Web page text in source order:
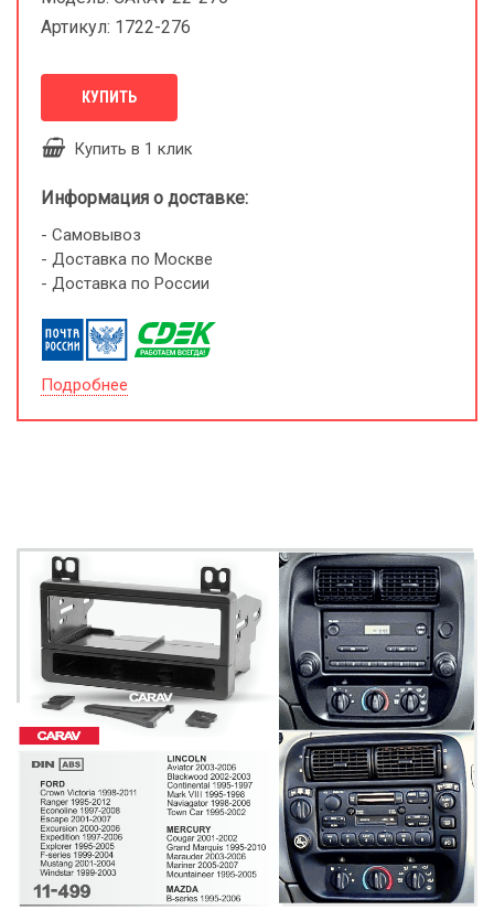
Артикул: 1722-276
КУПИТЬ
Купить в 1 клик
Информация о доставке:
- Самовывоз
- Доставка по Москве
- Доставка по России
Подробнее